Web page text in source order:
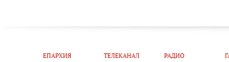
ЕПАРХИЯ
ТЕЛЕКАНАЛ
РАДИО